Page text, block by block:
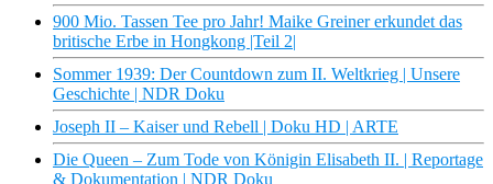
900 Mio. Tassen Tee pro Jahr! Maike Greiner erkundet das
britische Erbe in Hongkong |Teil 2|
Sommer 1939: Der Countdown zum II. Weltkrieg | Unsere
Geschichte | NDR Doku
Joseph II – Kaiser und Rebell | Doku HD | ARTE
Die Queen – Zum Tode von Königin Elisabeth II. | Reportage
& Dokumentation | NDR Doku